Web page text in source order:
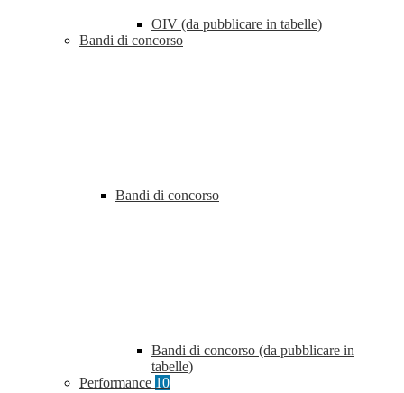
OIV (da pubblicare in tabelle)
Bandi di concorso
Bandi di concorso
Bandi di concorso (da pubblicare in
tabelle)
Performance 10